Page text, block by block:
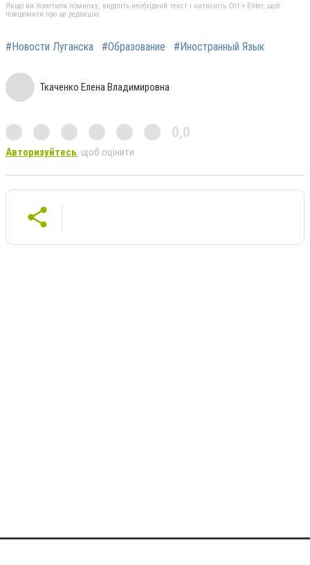
Якщо ви помітили помилку, виділіть необхідний текст і натисніть Ctrl + Enter, щоб
повідомити про це редакцію
#Новости Луганска #Образование #Иностранный Язык
Ткаченко Елена Владимировна
0,0
Авторизуйтесь, щоб оцінити